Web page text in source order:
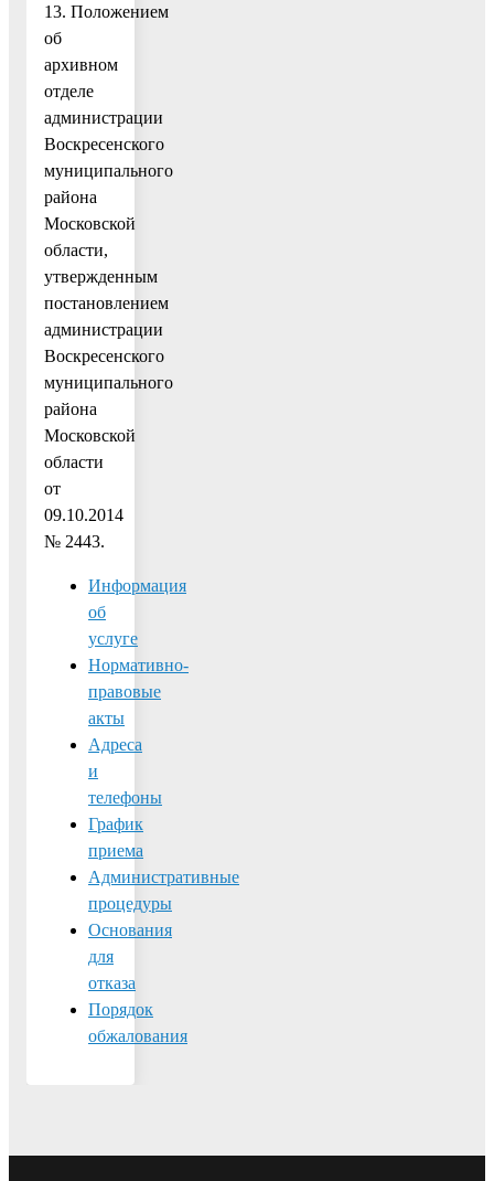
13. Положением
об
архивном
отделе
администрации
Воскресенского
муниципального
района
Московской
области,
утвержденным
постановлением
администрации
Воскресенского
муниципального
района
Московской
области
от
09.10.2014
№ 2443.
Информация
об
услуге
Нормативно-
правовые
акты
Адреса
и
телефоны
График
приема
Административные
процедуры
Основания
для
отказа
Порядок
обжалования